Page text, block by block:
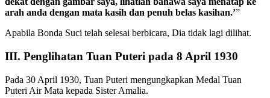
arah anda dengan mata kasih dan penuh belas kasihan.’”
Apabila Bonda Suci telah selesai berbicara, Dia tidak lagi dilihat.
III. Penglihatan Tuan Puteri pada 8 April 1930
Pada 30 April 1930, Tuan Puteri mengungkapkan Medal Tuan
Puteri Air Mata kepada Sister Amalia.